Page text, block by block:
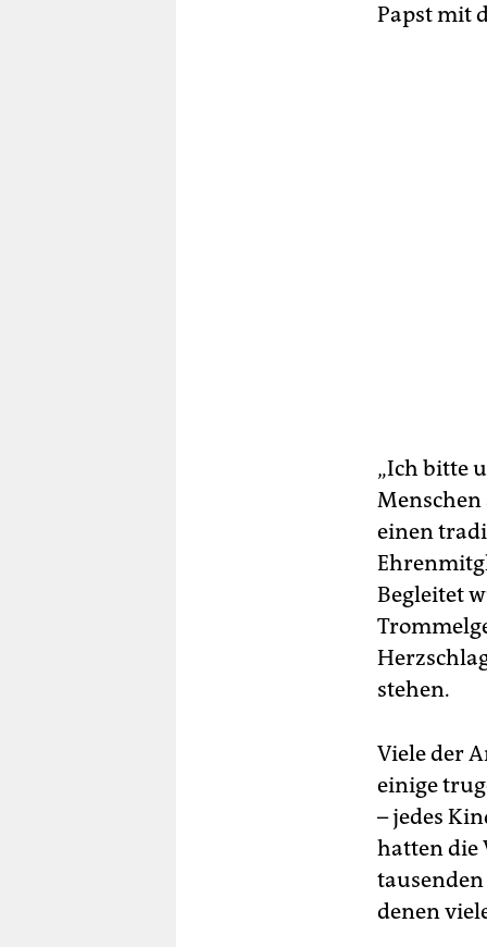
Papst mit
„Ich bitte
Menschen
einen
Begleitet
stehen.
Viele der
einige
– jedes
hatten die
denen